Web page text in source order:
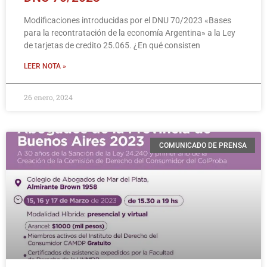
Modificaciones introducidas por el DNU 70/2023 «Bases
para la recontratación de la economía Argentina» a la Ley
de tarjetas de credito 25.065. ¿En qué consisten
LEER NOTA »
26 enero, 2024
COMUNICADO DE PRENSA